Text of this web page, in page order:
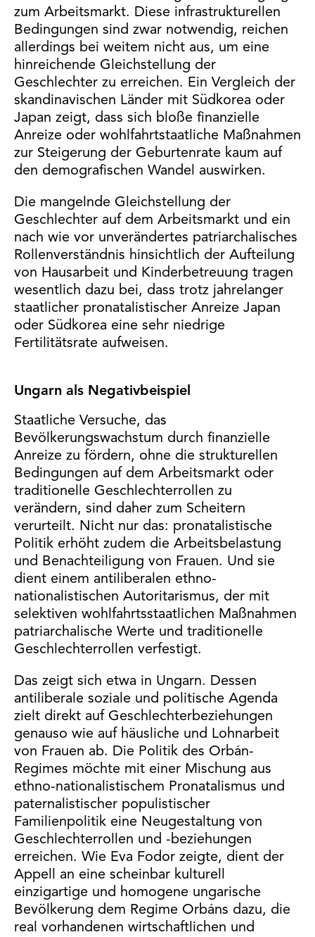
zum Arbeitsmarkt. Diese infrastrukturellen
Bedingungen sind zwar notwendig, reichen
allerdings bei weitem nicht aus, um eine
hinreichende Gleichstellung der
Geschlechter zu erreichen. Ein Vergleich der
skandinavischen Länder mit Südkorea oder
Japan zeigt, dass sich bloße finanzielle
Anreize oder wohlfahrtstaatliche Maßnahmen
zur Steigerung der Geburtenrate kaum auf
den demografischen Wandel auswirken.
Die mangelnde Gleichstellung der
Geschlechter auf dem Arbeitsmarkt und ein
nach wie vor unverändertes patriarchalisches
Rollenverständnis hinsichtlich der Aufteilung
von Hausarbeit und Kinderbetreuung tragen
wesentlich dazu bei, dass trotz jahrelanger
staatlicher pronatalistischer Anreize Japan
oder Südkorea eine sehr niedrige
Fertilitätsrate aufweisen.
Ungarn als Negativbeispiel
Staatliche Versuche, das
Bevölkerungswachstum durch finanzielle
Anreize zu fördern, ohne die strukturellen
Bedingungen auf dem Arbeitsmarkt oder
traditionelle Geschlechterrollen zu
verändern, sind daher zum Scheitern
verurteilt. Nicht nur das: pronatalistische
Politik erhöht zudem die Arbeitsbelastung
und Benachteiligung von Frauen. Und sie
dient einem antiliberalen ethno-
nationalistischen Autoritarismus, der mit
selektiven wohlfahrtsstaatlichen Maßnahmen
patriarchalische Werte und traditionelle
Geschlechterrollen verfestigt.
Das zeigt sich etwa in Ungarn. Dessen
antiliberale soziale und politische Agenda
zielt direkt auf Geschlechterbeziehungen
genauso wie auf häusliche und Lohnarbeit
von Frauen ab. Die Politik des Orbán-
Regimes möchte mit einer Mischung aus
ethno-nationalistischem Pronatalismus und
paternalistischer populistischer
Familienpolitik eine Neugestaltung von
Geschlechterrollen und -beziehungen
erreichen. Wie Eva Fodor zeigte, dient der
Appell an eine scheinbar kulturell
einzigartige und homogene ungarische
Bevölkerung dem Regime Orbáns dazu, die
real vorhandenen wirtschaftlichen und